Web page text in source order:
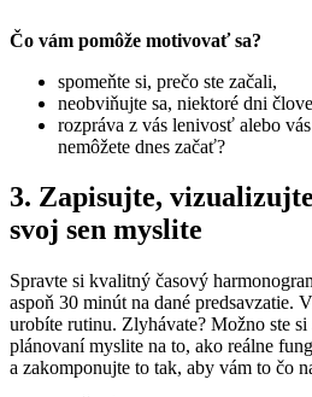
Čo vám pomôže motivovať sa?
spomeňte si, prečo ste začali,
neobviňujte sa, niektoré dni
rozpráva z vás lenivosť alebo
nemôžete dnes začať?
3. Zapisujte,
svoj sen myslite
Spravte si kvalitný časový
aspoň 30 minút na dané predsavzatie.
urobíte rutinu. Zlyhávate? Možno ste
plánovaní myslite na to, ako reálne
a zakomponujte to tak, aby vám to čo